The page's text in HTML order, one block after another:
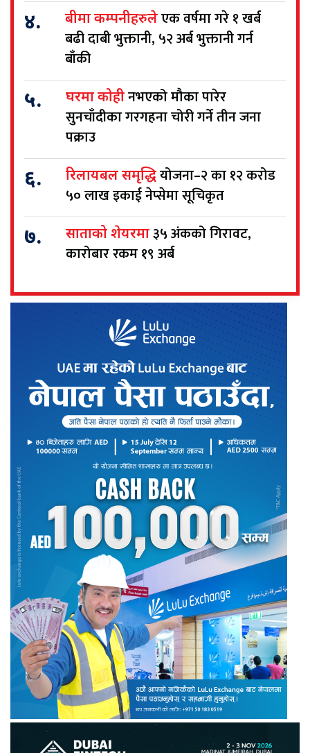
४. बीमा कम्पनीहरुलेएक वर्षमा गरे १ खर्ब
बढी दाबी भुक्तानी, ५२ अर्ब भुक्तानी गर्न
बाँकी
५. घरमा कोहीनभएको मौका पारेर
सुनचाँदीका गरगहना चोरी गर्ने तीन जना
पक्राउ
६. रिलायबल समृद्धियोजना–२ का १२ करोड
५० लाख इकाई नेप्सेमा सूचिकृत
७. साताको शेयरमा३५ अंकको गिरावट,
कारोबार रकम १९ अर्ब